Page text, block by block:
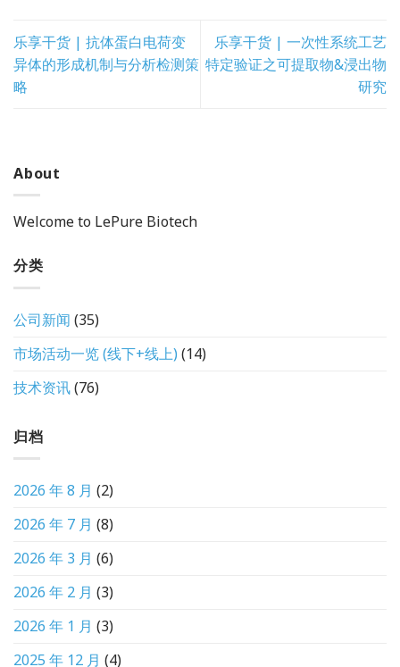
乐享干货 | 抗体蛋白电荷变
异体的形成机制与分析检测策
略
乐享干货 | 一次性系统工艺
特定验证之可提取物&浸出物
研究
About
Welcome to LePure Biotech
分类
公司新闻 (35)
市场活动一览 (线下+线上) (14)
技术资讯(76)
归档
2026 年 8 月 (2)
2026 年 7 月 (8)
2026 年 3 月 (6)
2026 年 2 月 (3)
2026 年 1 月 (3)
2025 年 12 月 (4)